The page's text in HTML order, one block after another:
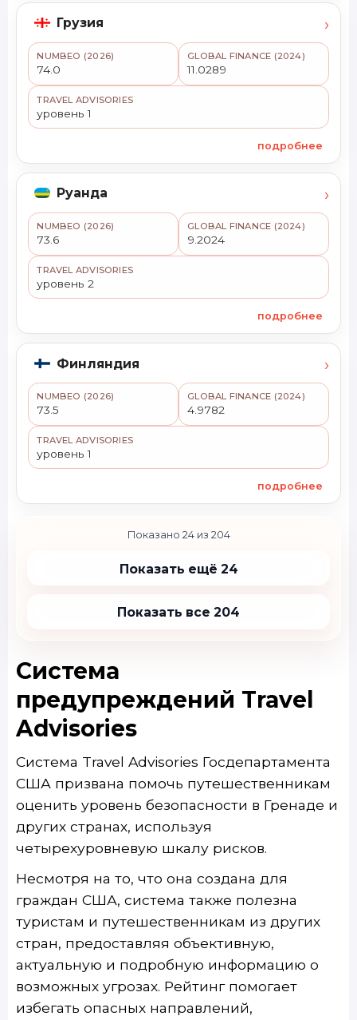
Грузия ›
NUMBEO (2026)
74.0
GLOBAL FINANCE (2024)
11.0289
TRAVEL ADVISORIES
уровень 1
подробнее
Руанда ›
NUMBEO (2026)
73.6
GLOBAL FINANCE (2024)
9.2024
TRAVEL ADVISORIES
уровень 2
подробнее
Финляндия ›
NUMBEO (2026)
73.5
GLOBAL FINANCE (2024)
4.9782
TRAVEL ADVISORIES
уровень 1
подробнее
Показано 24 из 204
Показать ещё 24
Показать все 204
Система
предупреждений Travel
Advisories
Система Travel Advisories Госдепартамента
США призвана помочь путешественникам
оценить уровень безопасности в Гренаде и
других странах, используя
четырехуровневую шкалу рисков.
Несмотря на то, что она создана для
граждан США, система также полезна
туристам и путешественникам из других
стран, предоставляя объективную,
актуальную и подробную информацию о
возможных угрозах. Рейтинг помогает
избегать опасных направлений,